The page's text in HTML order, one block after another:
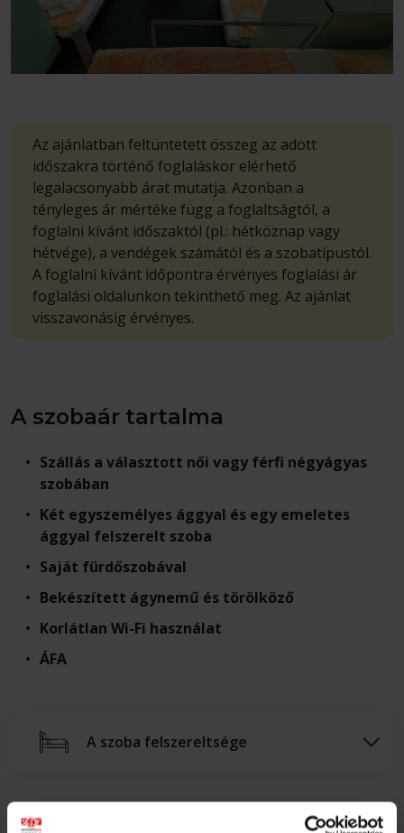
Az ajánlatban feltüntetett összeg az adott
időszakra történő foglaláskor elérhető
legalacsonyabb árat mutatja. Azonban a
tényleges ár mértéke függ a foglaltságtól, a
foglalni kívánt időszaktól (pl.: hétköznap vagy
hétvége), a vendégek számától és a szobatípustól.
A foglalni kívánt időpontra érvényes foglalási ár
foglalási oldalunkon tekinthető meg. Az ajánlat
visszavonásig érvényes.
A szobaár tartalma
Szállás a választott női vagy férfi négyágyas
szobában
Két egyszemélyes ággyal és egy emeletes
ággyal felszerelt szoba
Saját fürdőszobával
Bekészített ágynemű és törölköző
Korlátlan Wi-Fi használat
ÁFA
A szoba felszereltsége